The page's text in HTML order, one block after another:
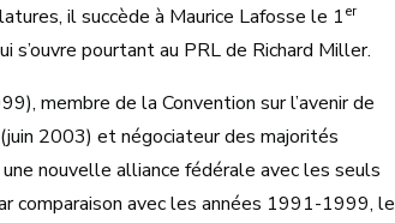
il succède à Maurice Lafosse le 1er
s’ouvre pourtant au PRL de Richard Miller.
membre de la Convention sur l’avenir de
2003) et négociateur des majorités
nouvelle alliance fédérale avec les seuls
comparaison avec les années 1991-1999, le